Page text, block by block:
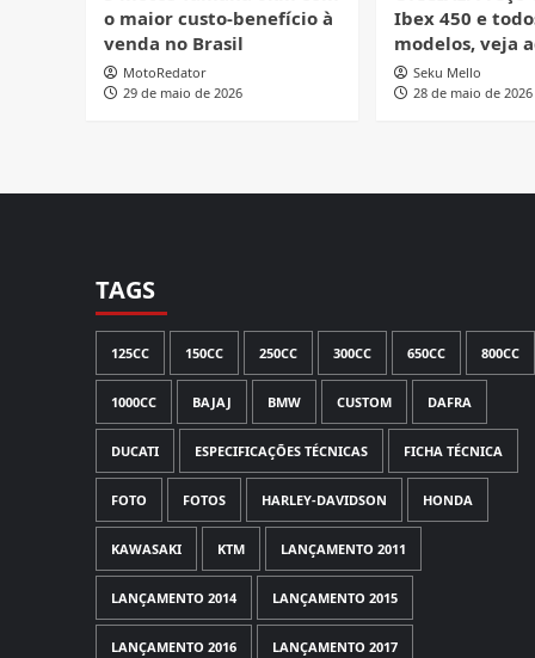
o maior custo-benefício à
venda no Brasil
MotoRedator
29 de maio de 2026
Ibex 450 e
modelos, veja
Seku Mello
28 de maio de 2026
TAGS
125CC 150CC 250CC 300CC 650CC 800CC
1000CC BAJAJ BMW CUSTOM DAFRA
DUCATI ESPECIFICAÇÕES TÉCNICAS FICHA TÉCNICA
FOTO FOTOS HARLEY-DAVIDSON HONDA
KAWASAKI KTM LANÇAMENTO 2011
LANÇAMENTO 2014 LANÇAMENTO 2015
LANÇAMENTO 2016 LANÇAMENTO 2017